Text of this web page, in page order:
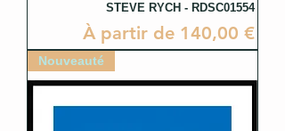
STEVE RYCH - RDSC01554
À partir de 140,00 €
Prix promotionnel
Nouveauté